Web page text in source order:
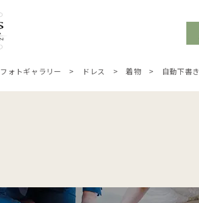
フォトギャラリー > ドレス >着物> 自動下書き